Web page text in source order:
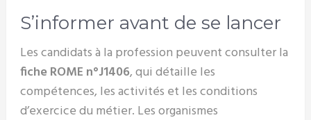
S’informer avant de se lancer
Les candidats à la profession peuvent consulter la
fiche ROME n°J1406, qui détaille les
compétences, les activités et les conditions
d’exercice du métier. Les organismes